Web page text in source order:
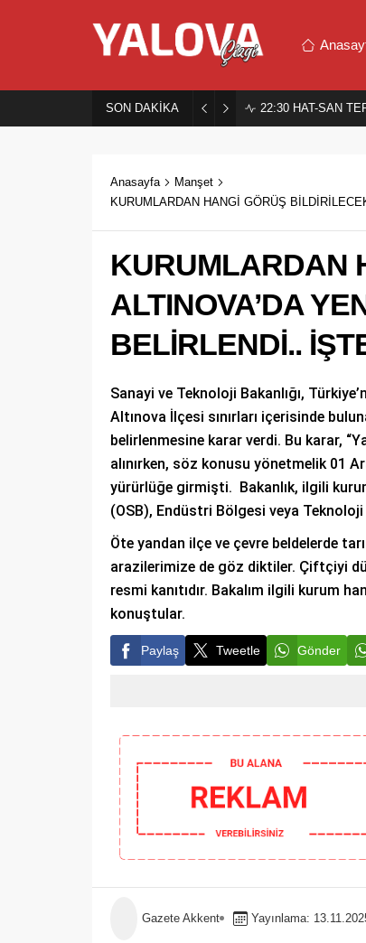
SON DAKİKA 22:30 HAT-SAN
Anasayfa
Manşet
KURUMLARDAN HANGİ GÖRÜŞ
KURUMLARDAN
ALTINOVA’DA
BELİRLENDİ..
Sanayi ve Teknoloji Bakanlığı,
Altınova İlçesi sınırları içerisinde
belirlenmesine karar verdi. Bu karar,
alınırken, söz konusu yönetmelik 01
yürürlüğe girmişti. Bakanlık, ilgili
(OSB), Endüstri Bölgesi veya
Öte yandan ilçe ve çevre beldelerde
arazilerimize de göz diktiler. Çiftçiyi
resmi kanıtıdır. Bakalım ilgili kurum
konuştular.
Paylaş Tweetle Gönder
Gazete Akkent Yayınlama: